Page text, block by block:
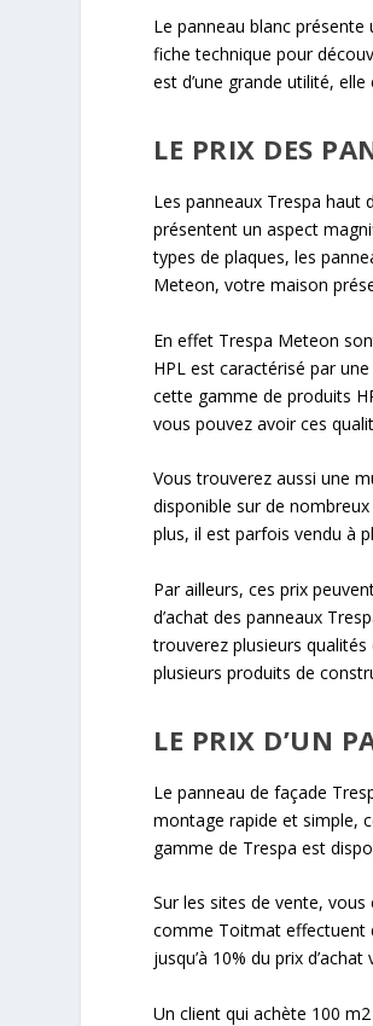
Le panneau blanc
fiche technique pour
est d’une grande utilité,
LE PRIX DES
Les panneaux Trespa haut
présentent un aspect
types de plaques, les
Meteon, votre maison
En effet Trespa Meteon
HPL est caractérisé par
cette gamme de produits
vous pouvez avoir ces
Vous trouverez aussi une
disponible sur de
plus, il est parfois vendu à
Par ailleurs, ces prix
d’achat des panneaux
trouverez plusieurs
plusieurs produits de
LE PRIX D’UN
Le panneau de façade
montage rapide et simple,
gamme de Trespa est
Sur les sites de vente,
comme Toitmat effectuent
jusqu’à 10% du prix
Un client qui achète 100